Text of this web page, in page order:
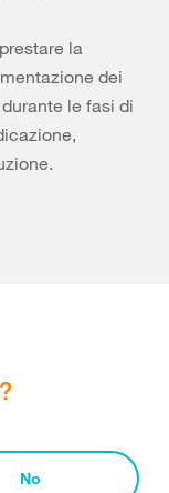
la
dei
le fasi di
No